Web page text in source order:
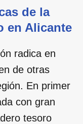
de la
en Alicante
radica en
de otras
En primer
con gran
tesoro